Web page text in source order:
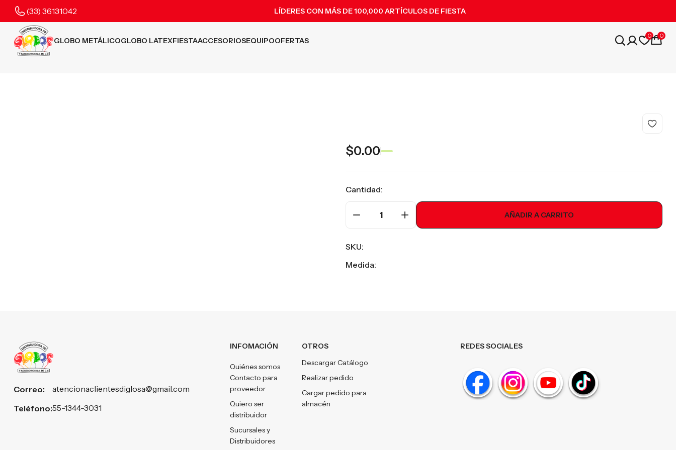
(33) 36131042 LÍDERES CON MÁS DE 100,000 ARTÍCULOS DE FIESTA
GLOBO METÁLICOGLOBO LATEXFIESTAACCESORIOSEQUIPOOFERTAS
0 0
$0.00
Cantidad:
1 AÑADIR A CARRITO
SKU:
Medida:
Correo:
Teléfono:
atencionaclientesdiglosa@gmail.com
55-1344-3031
INFOMACIÓN
Quiénes somos
Contacto para
proveedor
Quiero ser
distribuidor
Sucursales y
Distribuidores
OTROS
Descargar Catálogo
Realizar pedido
Cargar pedido para
almacén
REDES SOCIALES